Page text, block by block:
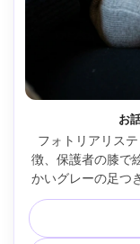
お
フォトリアリス
徴、保護者の膝で
かいグレーの足つ
ンプ光、暖かい
f/1.2、赤ちゃんと
トラスト、リアル